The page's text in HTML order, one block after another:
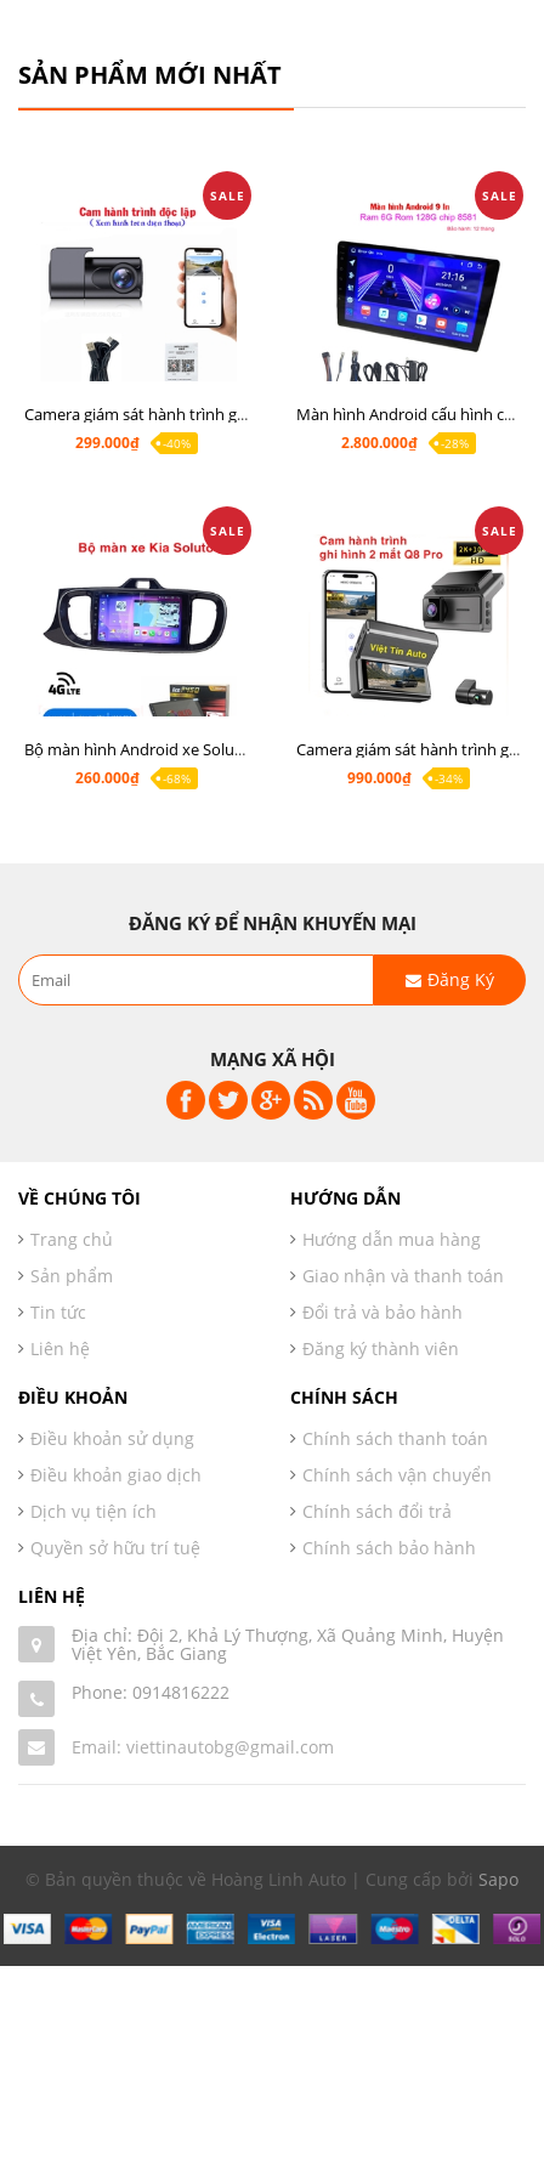
SẢN PHẨM MỚI NHẤT
SALE
Camera giám sát hành trình giá rẻ, cam hành trình cho màn Android, cam hành trình kết nối điện thoại
299.000₫
-40%
SALE
Màn hình Android cấu hình cao Ram 6G Rom 128G chip 8 nhân 8581
2.800.000₫
-28%
SALE
Bộ màn hình Android xe Soluto, mặt dưỡng lắp màn hình Soluto kèm rắc zin
260.000₫
-68%
SALE
Camera giám sát hành trình ghi hình 2 mắt Q8 Pro độ phân giải 2K +1080P
990.000₫
-34%
ĐĂNG KÝ ĐỂ NHẬN KHUYẾN MẠI
Đăng Ký
MẠNG XÃ HỘI
VỀ CHÚNG TÔI
Trang chủ
Sản phẩm
Tin tức
Liên hệ
HƯỚNG DẪN
Hướng dẫn mua hàng
Giao nhận và thanh toán
Đổi trả và bảo hành
Đăng ký thành viên
ĐIỀU KHOẢN
Điều khoản sử dụng
Điều khoản giao dịch
Dịch vụ tiện ích
Quyền sở hữu trí tuệ
CHÍNH SÁCH
Chính sách thanh toán
Chính sách vận chuyển
Chính sách đổi trả
Chính sách bảo hành
LIÊN HỆ
Địa chỉ: Đội 2, Khả Lý Thượng, Xã Quảng Minh, Huyện
Việt Yên, Bắc Giang
Phone: 0914816222
Email: viettinautobg@gmail.com
© Bản quyền thuộc về Hoàng Linh Auto | Cung cấp bởi Sapo